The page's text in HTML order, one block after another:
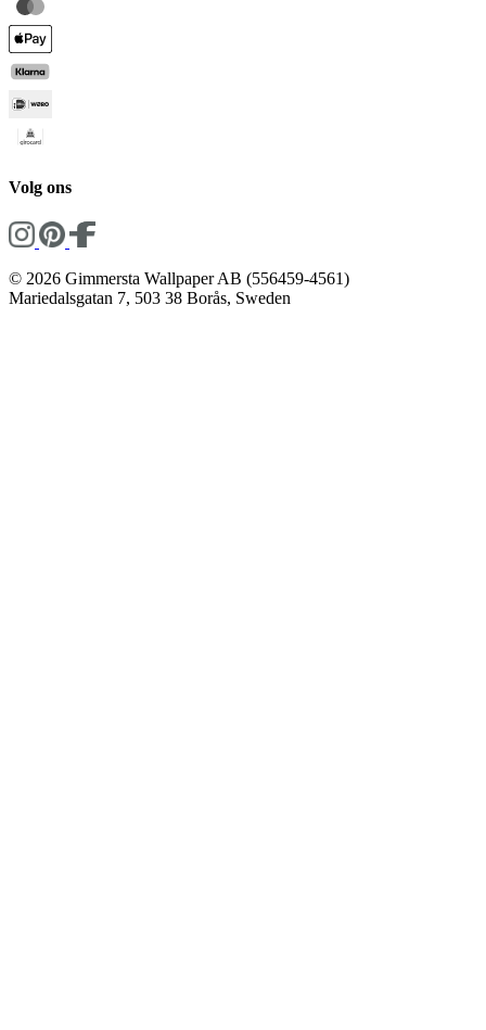
Volg ons
© 2026 Gimmersta Wallpaper AB (556459-4561)
Mariedalsgatan 7, 503 38 Borås, Sweden